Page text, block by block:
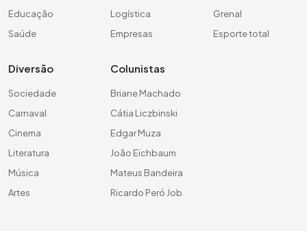
Educação
Saúde
Logística
Empresas
Grenal
Esporte total
Diversão
Sociedade
Carnaval
Cinema
Literatura
Música
Artes
Colunistas
Briane Machado
Cátia Liczbinski
Edgar Muza
João Eichbaum
Mateus Bandeira
Ricardo Peró Job